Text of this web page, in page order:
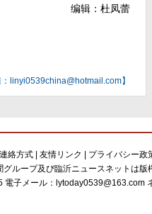
编辑：杜凤蕾
linyi0539china@hotmail.com】